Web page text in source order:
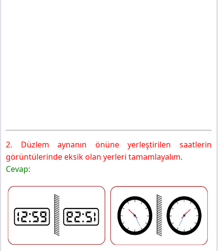
2. Düzlem aynanın önüne yerleştirilen saatlerin
görüntülerinde eksik olan yerleri tamamlayalım.
Cevap: